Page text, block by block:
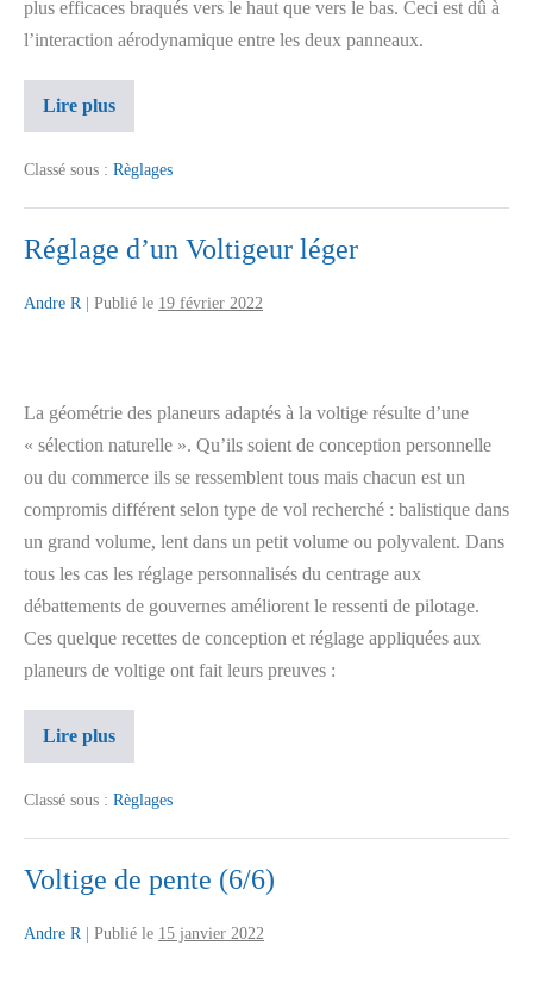
plus efficaces braqués vers le haut que vers le bas. Ceci est dû à
l’interaction aérodynamique entre les deux panneaux.
Lire plus
Classé sous : Règlages
Réglage d’un Voltigeur léger
Andre R Publié le 19 février 2022
La géométrie des planeurs adaptés à la voltige résulte d’une
« sélection naturelle ». Qu’ils soient de conception personnelle
ou du commerce ils se ressemblent tous mais chacun est un
compromis différent selon type de vol recherché : balistique dans
un grand volume, lent dans un petit volume ou polyvalent. Dans
tous les cas les réglage personnalisés du centrage aux
débattements de gouvernes améliorent le ressenti de pilotage.
Ces quelque recettes de conception et réglage appliquées aux
planeurs de voltige ont fait leurs preuves :
Lire plus
Classé sous : Règlages
Voltige de pente (6/6)
Andre R Publié le 15 janvier 2022